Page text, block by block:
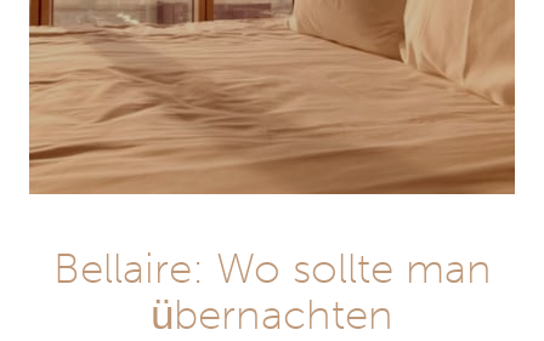
Bellaire: Wo sollte man
übernachten